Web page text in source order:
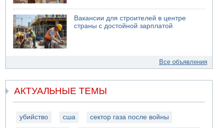
Вакансии для строителей в центре
страны с достойной зарплатой
Все объявления
АКТУАЛЬНЫЕ ТЕМЫ
убийство сша сектор газа после войны